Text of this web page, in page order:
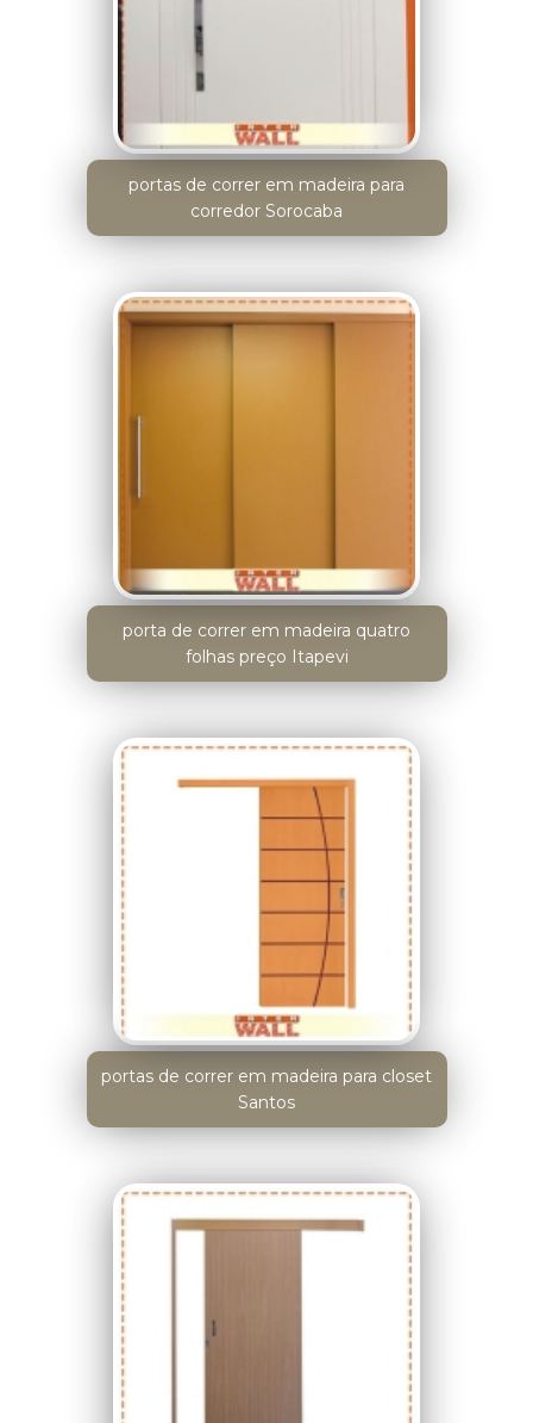
portas de correr em madeira para
corredor Sorocaba
porta de correr em madeira quatro
folhas preço Itapevi
portas de correr em madeira para closet
Santos